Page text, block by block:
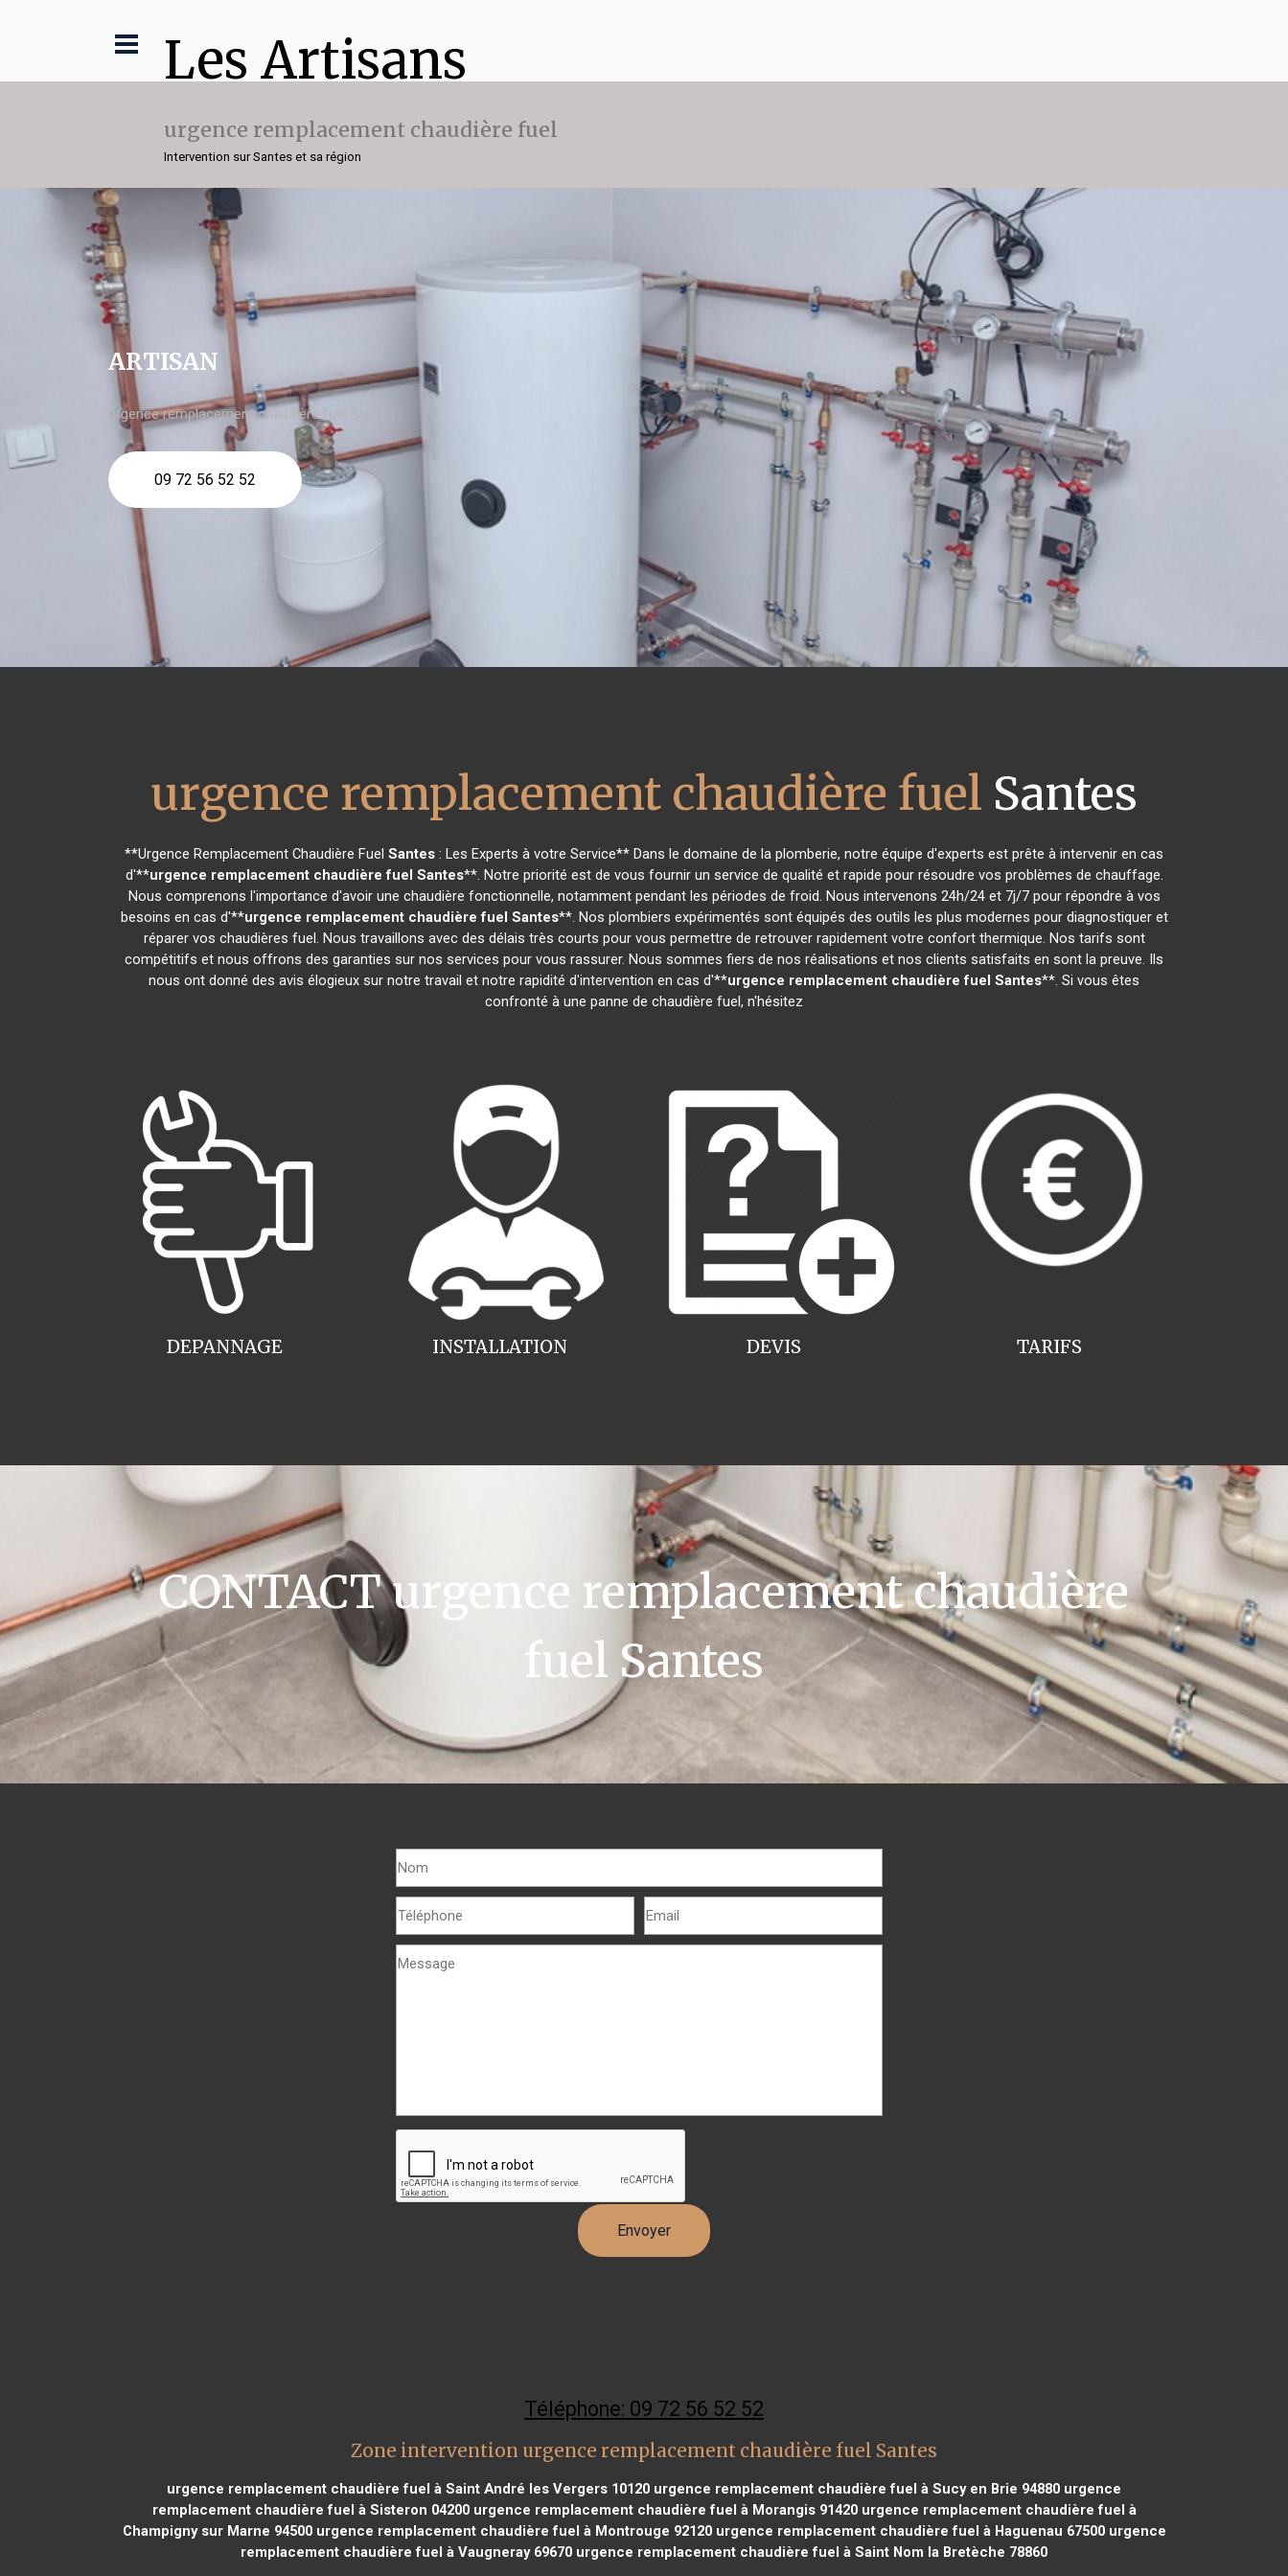
Les Artisans
urgence remplacement chaudière fuel
Intervention sur Santes et sa région
ARTISAN
urgence remplacement chaudière fuel Santes
09 72 56 52 52
urgence remplacement chaudière fuel Santes
**Urgence Remplacement Chaudière Fuel Santes : Les Experts à votre Service** Dans le domaine de la plomberie, notre équipe d'experts est prête à intervenir en cas
d'**urgence remplacement chaudière fuel Santes**. Notre priorité est de vous fournir un service de qualité et rapide pour résoudre vos problèmes de chauffage.
Nous comprenons l'importance d'avoir une chaudière fonctionnelle, notamment pendant les périodes de froid. Nous intervenons 24h/24 et 7j/7 pour répondre à vos
besoins en cas d'**urgence remplacement chaudière fuel Santes**. Nos plombiers expérimentés sont équipés des outils les plus modernes pour diagnostiquer et
réparer vos chaudières fuel. Nous travaillons avec des délais très courts pour vous permettre de retrouver rapidement votre confort thermique. Nos tarifs sont
compétitifs et nous offrons des garanties sur nos services pour vous rassurer. Nous sommes fiers de nos réalisations et nos clients satisfaits en sont la preuve. Ils
nous ont donné des avis élogieux sur notre travail et notre rapidité d'intervention en cas d'**urgence remplacement chaudière fuel Santes**. Si vous êtes
confronté à une panne de chaudière fuel, n'hésitez
INSTALLATION
DEPANNAGE TARIFS
DEVIS
CONTACT urgence remplacement chaudière
fuel Santes
Téléphone: 09 72 56 52 52
Zone intervention urgence remplacement chaudière fuel Santes
urgence remplacement chaudière fuel à Saint André les Vergers 10120 urgence remplacement chaudière fuel à Sucy en Brie 94880 urgence
remplacement chaudière fuel à Sisteron 04200urgence remplacement chaudière fuel à Morangis 91420urgence remplacement chaudière fuel à
Champigny sur Marne 94500urgence remplacement chaudière fuel à Montrouge 92120urgence remplacement chaudière fuel à Haguenau 67500urgence
remplacement chaudière fuel à Vaugneray 69670 urgence remplacement chaudière fuel à Saint Nom la Bretèche 78860